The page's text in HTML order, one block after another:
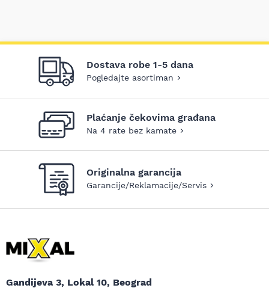
Dostava robe 1-5 dana
Pogledajte asortiman
Plaćanje čekovima građana
Na 4 rate bez kamate
Originalna garancija
Garancije/Reklamacije/Servis
Gandijeva 3, Lokal 10, Beograd